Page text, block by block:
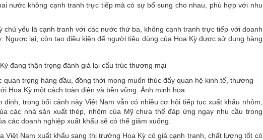
nước không cạnh tranh trực tiếp mà có sự bổ sung cho nhau, phù hợp với nhu
chủ yếu là cạnh tranh với các nước thứ ba, không cạnh tranh trực tiếp với doanh
Ngược lại, còn tạo điều kiện để người tiêu dùng của Hoa Kỳ được sử dụng hàng
quan trọng hàng đầu, đồng thời mong muốn thúc đẩy quan hệ kinh tế, thương
Hoa Kỳ một cách toàn diện và bền vững. Ảnh minh họa
trong bối cảnh này Việt Nam vẫn có nhiều cơ hội tiếp tục xuất khẩu nhôm,
các nhà sản xuất thép, nhôm của Mỹ chưa thể đáp ứng ngay nhu cầu trong
các doanh nghiệp xuất khẩu sẽ có thể giảm xuống.
Việt Nam xuất khẩu sang thị trường Hoa Kỳ có giá cạnh tranh, chất lượng tốt có